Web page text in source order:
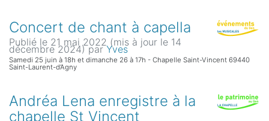
Concert de chant à capella
Publié le 21 mai 2022 (mis à jour le 14
décembre 2024)parYves
Samedi 25 juin à 18h et dimanche 26 à 17h - Chapelle Saint-Vincent 69440
Saint-Laurent-d’Agny
Andréa Lena enregistre à la
chapelle St Vincent